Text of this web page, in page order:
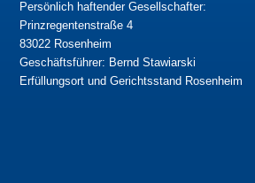
Persönlich haftender Gesellschafter:
Prinzregentenstraße 4
83022 Rosenheim
Geschäftsführer: Bernd Stawiarski
Erfüllungsort und Gerichtsstand Rosenheim